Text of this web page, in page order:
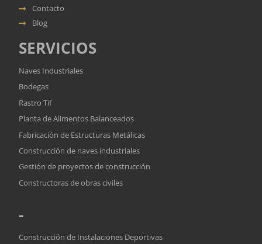
Contacto
Blog
SERVICIOS
Naves Industriales
Bodegas
Rastro Tif
Planta de Alimentos Balanceados
Fabricación de Estructuras Metálicas
Construcción de naves industriales
Gestión de proyectos de construcción
Constructoras de obras civiles
-
Construcción de Instalaciones Deportivas